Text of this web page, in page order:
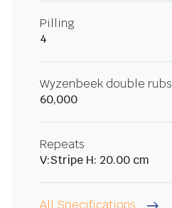
Pilling
4
Wyzenbeek double rubs
60,000
Repeats
V:Stripe H: 20.00 cm
All Specifications